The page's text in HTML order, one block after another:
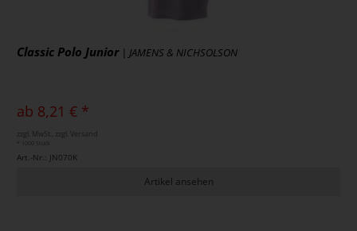
Classic Polo Junior| JAMENS & NICHSOLSON
ab 8,21 € *
zzgl. MwSt., zzgl. Versand
Art.-Nr.: JN070K
Artikel ansehen